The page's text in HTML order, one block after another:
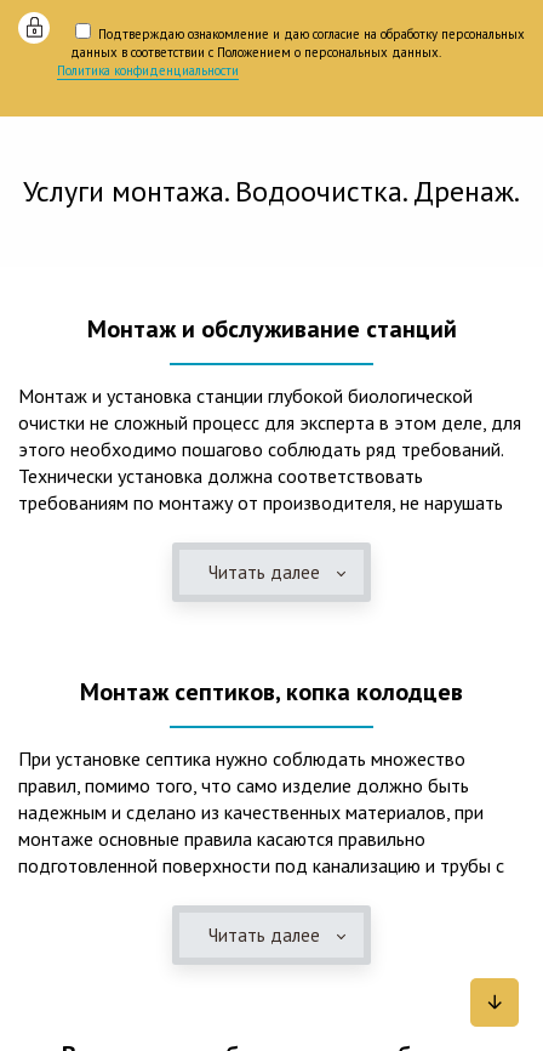
Подтверждаю ознакомление и даю согласие на обработку персональных
данных в соответствии с Положением о персональных данных.
Политика конфиденциальности
Услуги монтажа. Водоочистка. Дренаж.
Монтаж и обслуживание станций
Монтаж и установка станции глубокой биологической
очистки не сложный процесс для эксперта в этом деле, для
этого необходимо пошагово соблюдать ряд требований.
Технически установка должна соответствовать
требованиям по монтажу от производителя, не нарушать
представления о требованиях ПУЭ, ведь не качественный
монтаж может привезти не только к выходу из строя
вод – самый эффективный способ из всех существующих
оборудования вода может применяться для хозяйственных
нужд и полива огорода, а остатки ила при чистке могут
стать эффективным удобрением. Нет необходимости
тратить средства на ассенизаторскую машину. Системы
монтируются при минимуме земляных работ, без грязи и
заезда крупной техники, даже при очень высоком уровне
грунтовых вод. Служат до 50 и более лет при уникальной
необходимо удалять ил, самостоятельно или с помощью
Читать далее
Монтаж септиков, копка колодцев
При установке септика нужно соблюдать множество
правил, помимо того, что само изделие должно быть
надежным и сделано из качественных материалов, при
монтаже основные правила касаются правильно
подготовленной поверхности под канализацию и трубы с
Мы установим Вам емкости для фильтрации и отстаивания
сточных вод по технологиям, не приводящим к загрязнению
Читать далее